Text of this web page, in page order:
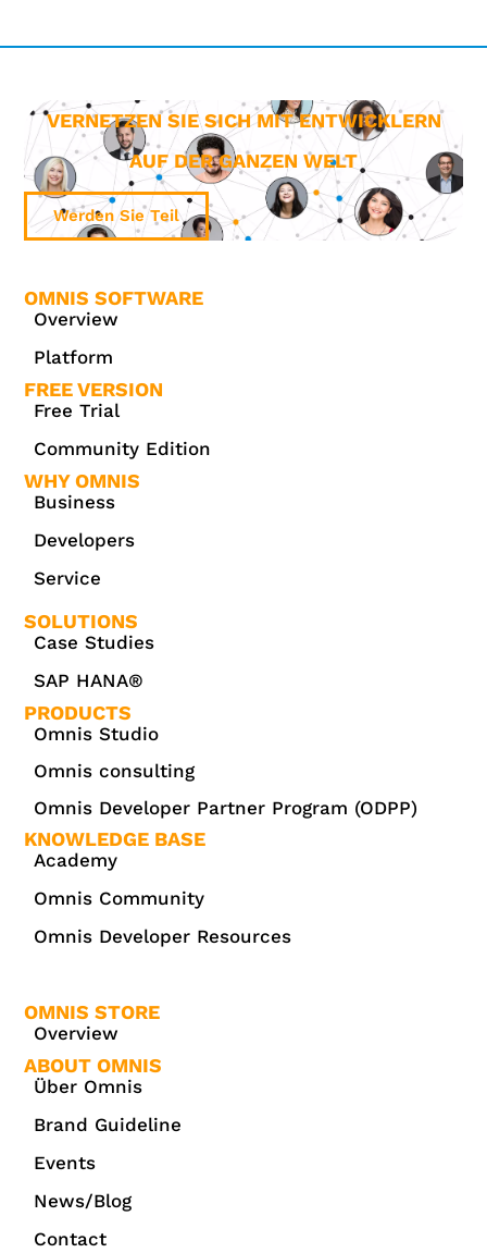
VERNETZEN SIE SICH MIT ENTWICKLERN
AUF DER GANZEN WELT
Werden Sie Teil
OMNIS SOFTWARE
Overview
Platform
FREE VERSION
Free Trial
Community Edition
WHY OMNIS
Business
Developers
Service
SOLUTIONS
Case Studies
SAP HANA®
PRODUCTS
Omnis Studio
Omnis consulting
Omnis Developer Partner Program (ODPP)
KNOWLEDGE BASE
Academy
Omnis Community
Omnis Developer Resources
OMNIS STORE
Overview
ABOUT OMNIS
Über Omnis
Brand Guideline
Events
News/Blog
Contact